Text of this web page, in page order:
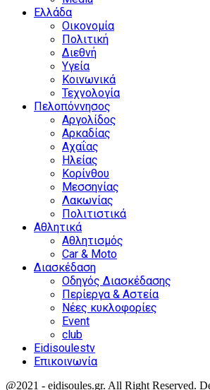
Ελλάδα
Οικονομία
Πολιτική
Διεθνή
Υγεία
Κοινωνικά
Τεχνολογία
Πελοπόννησος
Αργολίδος
Αρκαδίας
Αχαΐας
Ηλείας
Κορίνθου
Μεσσηνίας
Λακωνίας
Πολιτιστικά
Αθλητικά
Αθλητισμός
Car & Moto
Διασκέδαση
Οδηγός Διασκέδασης
Περίεργα & Αστεία
Νέες κυκλοφορίες
Event
club
Eidisoulestv
Επικοινωνία
@2021 - eidisoules.gr. All Right Reserved.